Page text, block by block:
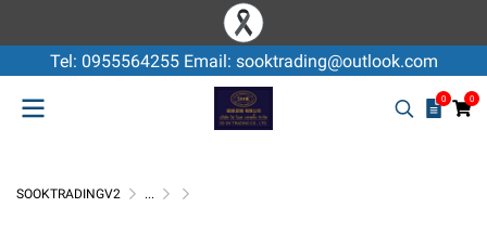
Tel: 0955564255 Email: sooktrading@outlook.com
0 0
SOOKTRADINGV2 ... GREEN ENERGY WOOD CHIP , WOOD PELLET